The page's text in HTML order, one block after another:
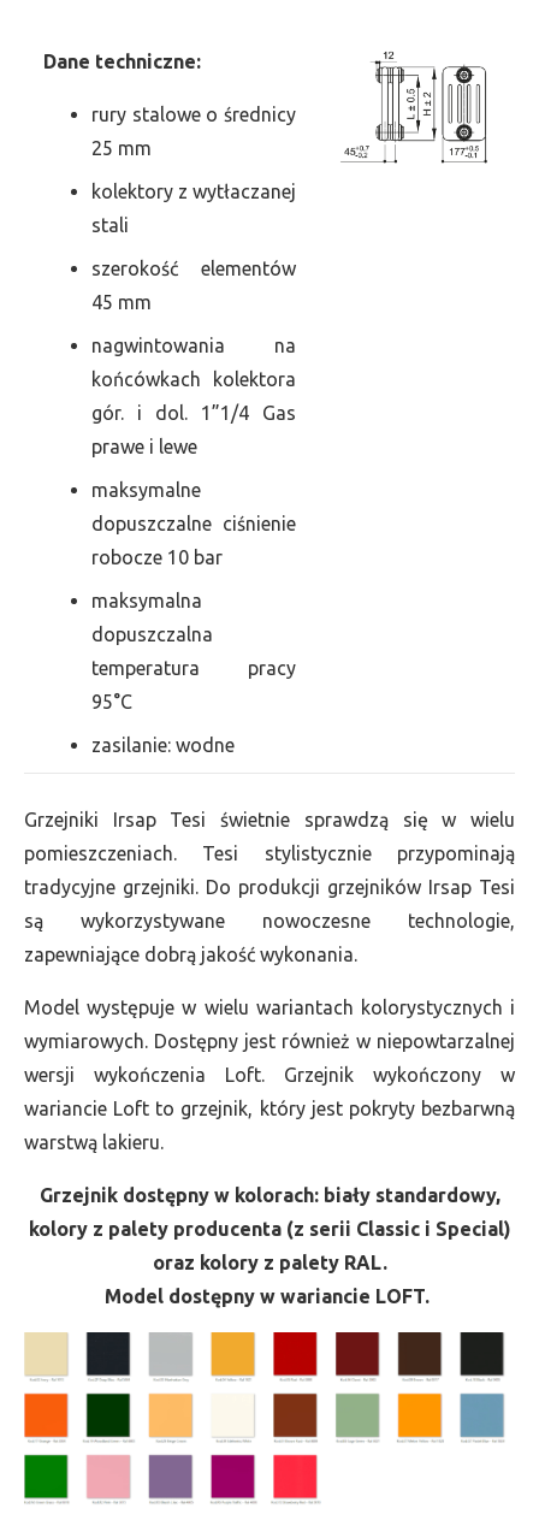
Dane techniczne:
rury stalowe o średnicy
25 mm
kolektory z wytłaczanej
stali
szerokość elementów
45 mm
nagwintowania na
końcówkach kolektora
gór. i dol. 1”1/4 Gas
prawe i lewe
maksymalne
dopuszczalne ciśnienie
robocze 10 bar
maksymalna
dopuszczalna
temperatura pracy
95°C
zasilanie: wodne
Grzejniki Irsap Tesi świetnie sprawdzą się w wielu
pomieszczeniach. Tesi stylistycznie przypominają
tradycyjne grzejniki. Do produkcji grzejników Irsap Tesi
są wykorzystywane nowoczesne technologie,
zapewniające dobrą jakość wykonania.
Model występuje w wielu wariantach kolorystycznych i
wymiarowych. Dostępny jest również w niepowtarzalnej
wersji wykończenia Loft. Grzejnik wykończony w
wariancie Loft to grzejnik, który jest pokryty bezbarwną
warstwą lakieru.
Grzejnik dostępny w kolorach: biały standardowy,
kolory z palety producenta (z serii Classic i Special)
oraz kolory z palety RAL.
Model dostępny w wariancie LOFT.